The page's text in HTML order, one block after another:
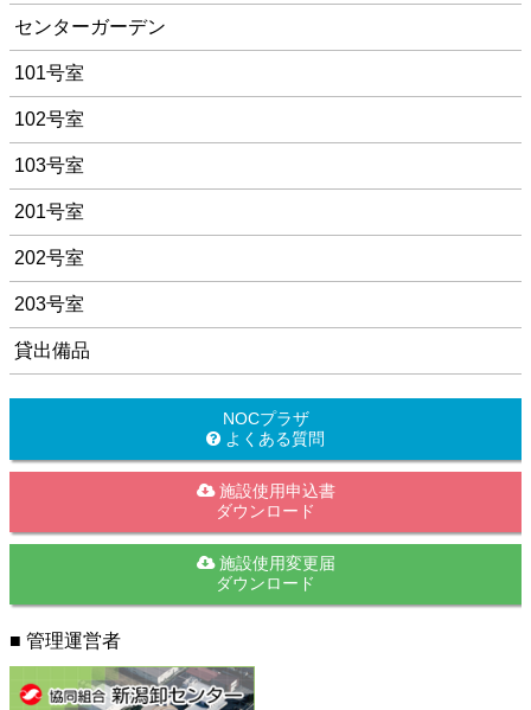
センターガーデン
101号室
102号室
103号室
201号室
202号室
203号室
貸出備品
NOCプラザ
よくある質問
施設使用申込書
ダウンロード
施設使用変更届
ダウンロード
■ 管理運営者